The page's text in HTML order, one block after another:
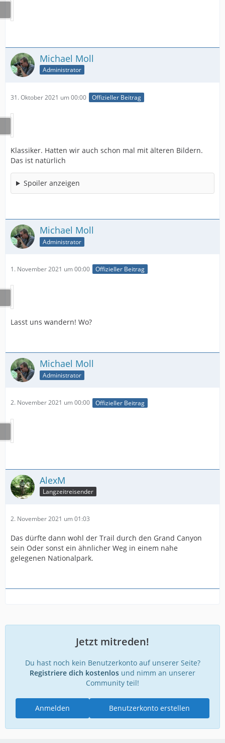
Michael Moll
Administrator
31. Oktober 2021 um 00:00 Offizieller Beitrag
Klassiker. Hatten wir auch schon mal mit älteren Bildern.
Das ist natürlich
Spoiler anzeigen
Michael Moll
Administrator
1. November 2021 um 00:00 Offizieller Beitrag
Lasst uns wandern! Wo?
Michael Moll
Administrator
2. November 2021 um 00:00 Offizieller Beitrag
AlexM
Langzeitreisender
2. November 2021 um 01:03
Das dürfte dann wohl der Trail durch den Grand Canyon
sein Oder sonst ein ähnlicher Weg in einem nahe
gelegenen Nationalpark.
Jetzt mitreden!
Du hast noch kein Benutzerkonto auf unserer Seite?
Registriere dich kostenlos und nimm an unserer
Community teil!
Benutzerkonto erstellen
Anmelden